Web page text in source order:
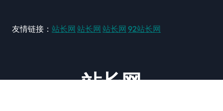
友情链接： 站长网 站长网 站长网 92站长网
站长网